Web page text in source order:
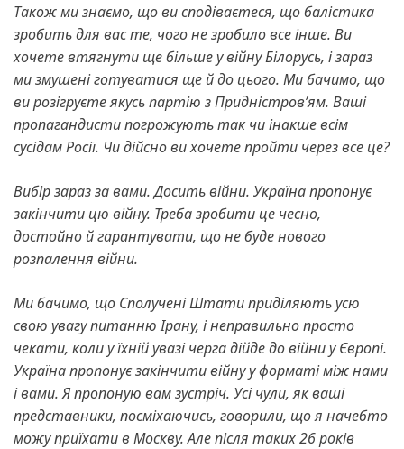
Також ми знаємо, що ви сподіваєтеся, що балістика
зробить для вас те, чого не зробило все інше. Ви
хочете втягнути ще більше у війну Білорусь, і зараз
ми змушені готуватися ще й до цього. Ми бачимо, що
ви розігруєте якусь партію з Придністров’ям. Ваші
пропагандисти погрожують так чи інакше всім
сусідам Росії. Чи дійсно ви хочете пройти через все це?
Вибір зараз за вами.Досить війни. Україна пропонує
закінчити цю війну. Треба зробити це чесно,
достойно й гарантувати, що не буде нового
розпалення війни.
Ми бачимо, що Сполучені Штати приділяють усю
свою увагу питанню Ірану, і неправильно просто
чекати, коли у їхній увазі черга дійде до війни у Європі.
Україна пропонує закінчити війну у форматі між нами
і вами.Я пропоную вам зустріч. Усі чули, як ваші
представники, посміхаючись, говорили, що я начебто
можу приїхати в Москву. Але після таких 26 років